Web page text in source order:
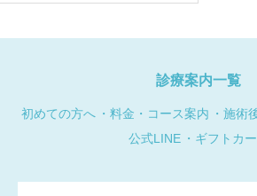
診療案内一覧
初めての方へ 料金・コース案内 施術
公式LINE
ギフトカ